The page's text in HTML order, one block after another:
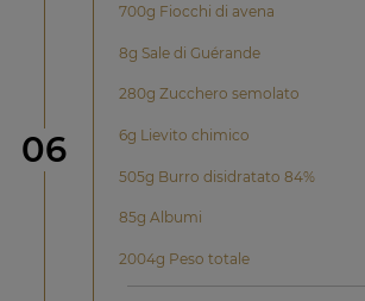
Step
06
700g Fiocchi di avena
8g Sale di Guérande
280g Zucchero semolato
6g Lievito chimico
505g Burro disidratato 84%
85g Albumi
2004g Peso totale